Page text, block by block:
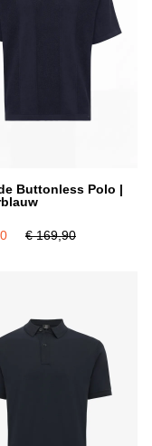
Buttonless Polo |
€ 169,90